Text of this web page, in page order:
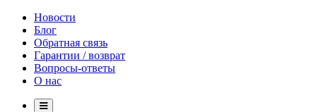
Новости
Блог
Обратная связь
Гарантии / возврат
Вопросы-ответы
О нас